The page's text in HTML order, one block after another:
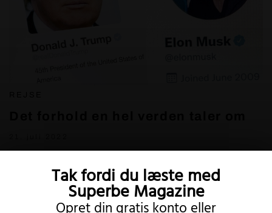
Tak fordi du læste med
Superbe Magazine